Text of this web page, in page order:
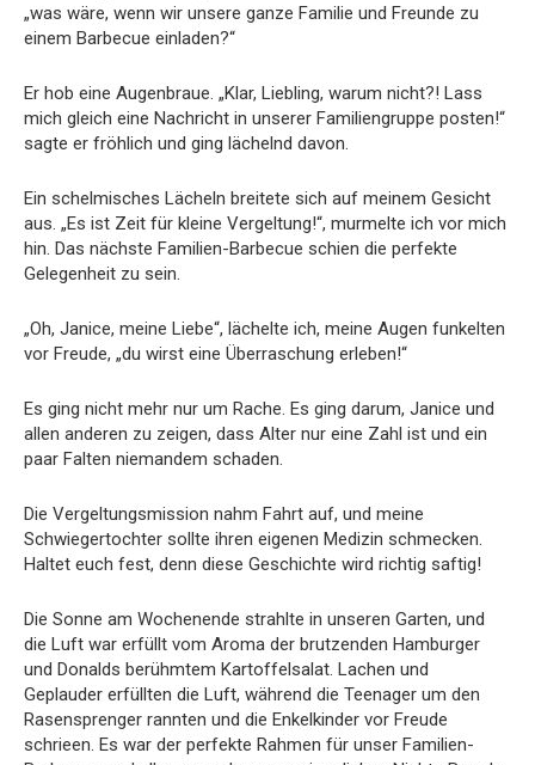
„was wäre, wenn wir unsere ganze Familie und Freunde zu
einem Barbecue einladen?“
Er hob eine Augenbraue. „Klar, Liebling, warum nicht?! Lass
mich gleich eine Nachricht in unserer Familiengruppe posten!“
sagte er fröhlich und ging lächelnd davon.
Ein schelmisches Lächeln breitete sich auf meinem Gesicht
aus. „Es ist Zeit für kleine Vergeltung!“, murmelte ich vor mich
hin. Das nächste Familien-Barbecue schien die perfekte
Gelegenheit zu sein.
„Oh, Janice, meine Liebe“, lächelte ich, meine Augen funkelten
vor Freude, „du wirst eine Überraschung erleben!“
Es ging nicht mehr nur um Rache. Es ging darum, Janice und
allen anderen zu zeigen, dass Alter nur eine Zahl ist und ein
paar Falten niemandem schaden.
Die Vergeltungsmission nahm Fahrt auf, und meine
Schwiegertochter sollte ihren eigenen Medizin schmecken.
Haltet euch fest, denn diese Geschichte wird richtig saftig!
Die Sonne am Wochenende strahlte in unseren Garten, und
die Luft war erfüllt vom Aroma der brutzenden Hamburger
und Donalds berühmtem Kartoffelsalat. Lachen und
Geplauder erfüllten die Luft, während die Teenager um den
Rasensprenger rannten und die Enkelkinder vor Freude
schrieen. Es war der perfekte Rahmen für unser Familien-